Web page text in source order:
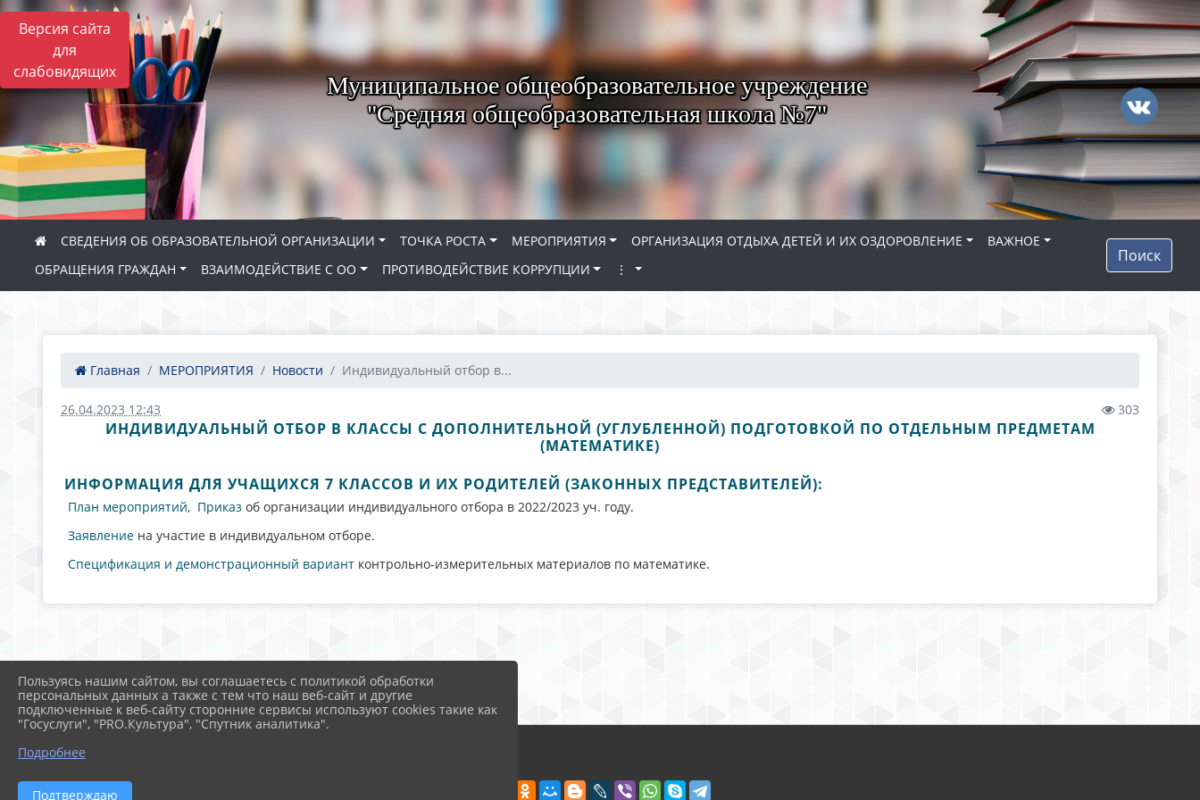
Версия сайта
для
слабовидящих
Муниципальное общеобразовательное учреждение
"Средняя общеобразовательная школа №7"
СВЕДЕНИЯ ОБ ОБРАЗОВАТЕЛЬНОЙ ОРГАНИЗАЦИИ ТОЧКА РОСТА МЕРОПРИЯТИЯ ОРГАНИЗАЦИЯ ОТДЫХА ДЕТЕЙ И ИХ ОЗДОРОВЛЕНИЕ
ВАЖНОЕ
ОБРАЩЕНИЯ ГРАЖДАН
ВЗАИМОДЕЙСТВИЕ С ОО ПРОТИВОДЕЙСТВИЕ КОРРУПЦИИ ⋮
Поиск
Главная МЕРОПРИЯТИЯ Новости Индивидуальный отбор в...
26.04.2023 12:43 303
ИНДИВИДУАЛЬНЫЙ ОТБОР В КЛАССЫ С ДОПОЛНИТЕЛЬНОЙ (УГЛУБЛЕННОЙ) ПОДГОТОВКОЙ ПО ОТДЕЛЬНЫМ ПРЕДМЕТАМ
(МАТЕМАТИКЕ)
ИНФОРМАЦИЯ ДЛЯ УЧАЩИХСЯ 7 КЛАССОВ И ИХ РОДИТЕЛЕЙ (ЗАКОННЫХ ПРЕДСТАВИТЕЛЕЙ):
План мероприятий, Приказ об организации индивидуального отбора в 2022/2023 уч. году.
Заявление на участие в индивидуальном отборе.
Спецификация и демонстрационный вариант контрольно-измерительных материалов по математике.
Пользуясь нашим сайтом, вы соглашаетесь с политикой обработки
персональных данных а также с тем что наш веб-сайт и другие
подключенные к веб-сайту сторонние сервисы используют cookies такие как
"Госуслуги", "PRO.Культура", "Спутник аналитика".
Подробнее
Подтверждаю